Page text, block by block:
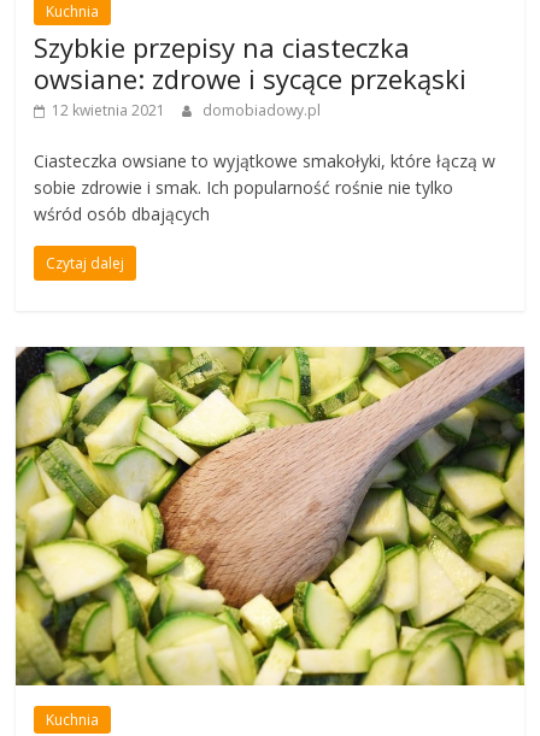
Kuchnia
Szybkie przepisy na ciasteczka
owsiane: zdrowe i sycące przekąski
12 kwietnia 2021 domobiadowy.pl
Ciasteczka owsiane to wyjątkowe smakołyki, które łączą w
sobie zdrowie i smak. Ich popularność rośnie nie tylko
wśród osób dbających
Czytaj dalej
Kuchnia